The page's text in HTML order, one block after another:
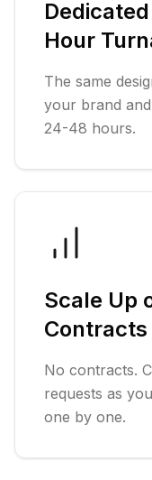
Hour
The same
your brand
24-48 hours.
Scale Up
Contracts
No contracts.
requests as
one by one.